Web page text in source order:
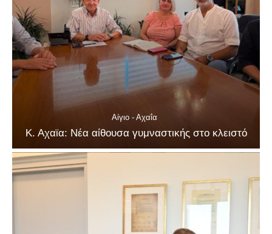
Αίγιο - Αχαΐα
Κ. Αχαϊα: Νέα αίθουσα γυμναστικής στο κλειστό